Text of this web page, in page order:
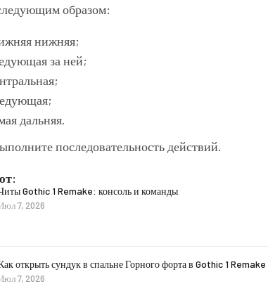
образом:
нижняя;
за ней;
дальняя.
последовательность действий.
Gothic 1 Remake: консоль и команды
7, 2026
открыть сундук в спальне Горного форта в Gothic 1 Remake
7, 2026